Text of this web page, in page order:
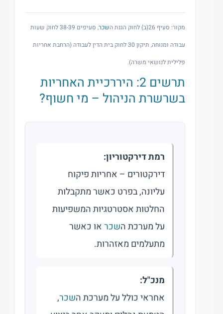
מקור: סעיף 26(ב) לחוק הגנת ה שכר
, סעיפים 38-39 לחוק שעות
עבודה ומנוחה, תיקון 30 לחוק בית הדין לעבודה (הרחבת אחריות
פלילית לנושאי משרה).
תרשים 2: היררכיית האחריות
בשרשרת הניהול – מי חשוף?
רמת דירקטוריון:
דירקטורים – אחריות פיקוח
עליונה, בפרט כאשר מתקבלות
החלטות אסטרטגיות המשפיעות
על מערכת השכראו כאשר
מתעלמים מאזהרות.
מנכ"ל:
אחראי כולל על מערכת השכר,